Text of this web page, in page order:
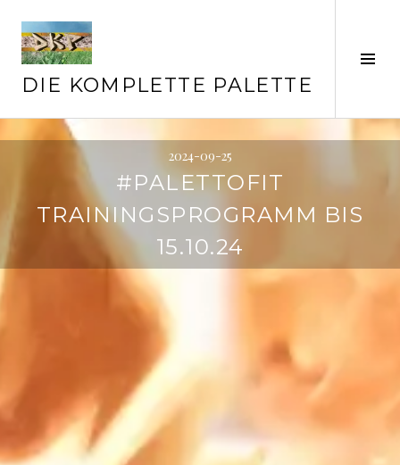
zum
Inhalt
DIE KOMPLETTE PALETTE
2024-09-25
#PALETTOFIT
TRAININGSPROGRAMM BIS
15.10.24